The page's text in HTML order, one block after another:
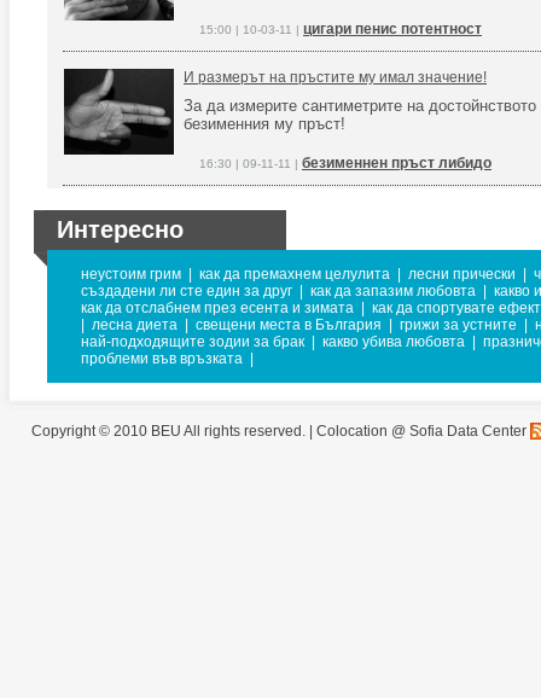
15:00 | 10-03-11 | цигари пенис потентност
И размерът на пръстите му имал значение!
За да измерите сантиметрите на
безименния му пръст!
16:30 | 09-11-11 | безименнен пръст либидо
Интересно
неустоим грим как да премахнем целулита лесни прически
създадени ли сте един за друг
как да запазим любовта
какво
как да отслабнем през есента и зимата
как да спортувате
лесна диета свещени места в България грижи за устните
най-подходящите зодии за брак
какво убива любовта
проблеми във връзката
Copyright © 2010 BEU All rights reserved. | Colocation @ Sofia Data Center